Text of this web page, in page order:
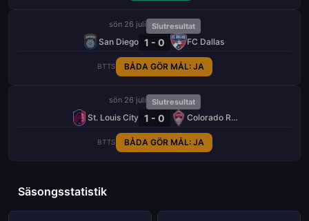
sön 26 juli Slutresultat
San Diego 1 - 0 FC Dallas
BTTS BÅDA GÖR MÅL: JA
sön 26 juli Slutresultat
St. Louis City 1 - 0 Colorado Rapids
BTTS BÅDA GÖR MÅL: JA
Säsongsstatistik